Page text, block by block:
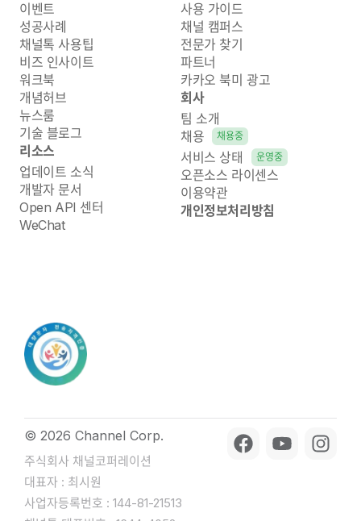
이벤트
성공사례
채널톡 사용팁
비즈 인사이트
워크북
개념허브
뉴스룸
기술 블로그
리소스
업데이트 소식
개발자 문서
Open API 센터
WeChat
사용 가이드
채널 캠퍼스
전문가 찾기
파트너
카카오 북미 광고
회사
팀 소개
채용
채용중
서비스 상태 운영중
오픈소스 라이센스
이용약관
개인정보처리방침
© 2026 Channel Corp.
주식회사 채널코퍼레이션
대표자 : 최시원
사업자등록번호 : 144-81-21513